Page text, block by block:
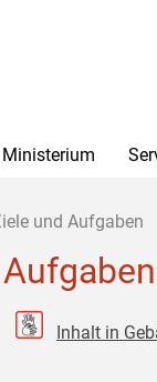
Ministerium
und Aufgaben
Inhalt in